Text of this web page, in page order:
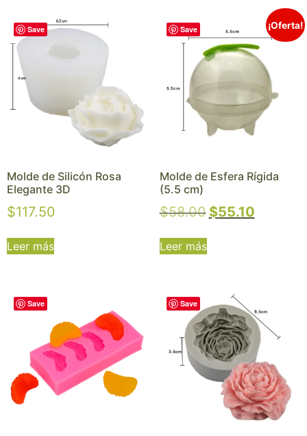
Save
Molde de Silicón Rosa
Elegante 3D
$117.50
Leer más
Save ¡Oferta!
Molde de Esfera Rígida
(5.5 cm)
$58.00 $55.10
Leer más
Save Save